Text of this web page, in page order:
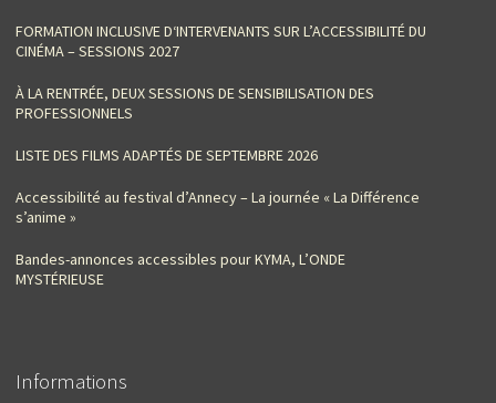
FORMATION INCLUSIVE D‘INTERVENANTS SUR L’ACCESSIBILITÉ DU
CINÉMA – SESSIONS 2027
À LA RENTRÉE, DEUX SESSIONS DE SENSIBILISATION DES
PROFESSIONNELS
LISTE DES FILMS ADAPTÉS DE SEPTEMBRE 2026
Accessibilité au festival d’Annecy – La journée « La Différence
s’anime »
Bandes-annonces accessibles pour KYMA, L’ONDE
MYSTÉRIEUSE
Informations